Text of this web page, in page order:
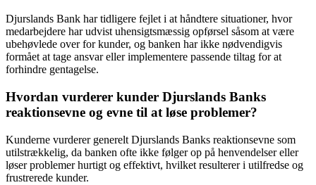
Djurslands Bank har tidligere fejlet i at håndtere situationer, hvor
medarbejdere har udvist uhensigtsmæssig opførsel såsom at være
ubehøvlede over for kunder, og banken har ikke nødvendigvis
formået at tage ansvar eller implementere passende tiltag for at
forhindre gentagelse.
Hvordan vurderer kunder Djurslands Banks
reaktionsevne og evne til at løse problemer?
Kunderne vurderer generelt Djurslands Banks reaktionsevne som
utilstrækkelig, da banken ofte ikke følger op på henvendelser eller
løser problemer hurtigt og effektivt, hvilket resulterer i utilfredse og
frustrerede kunder.